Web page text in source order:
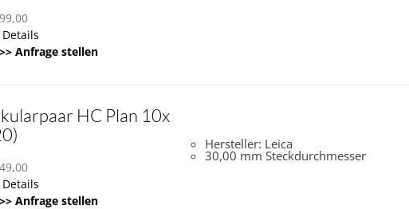
Details
Anfrage stellen
HC Plan 10x
Details
Anfrage stellen
Hersteller: Leica
30,00 mm Steckdurchmesser